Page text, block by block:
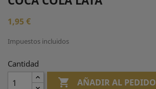
1,95 €
Impuestos incluidos
Cantidad
 AÑADIR AL PEDIDO